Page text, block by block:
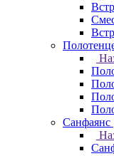
Санфаянс